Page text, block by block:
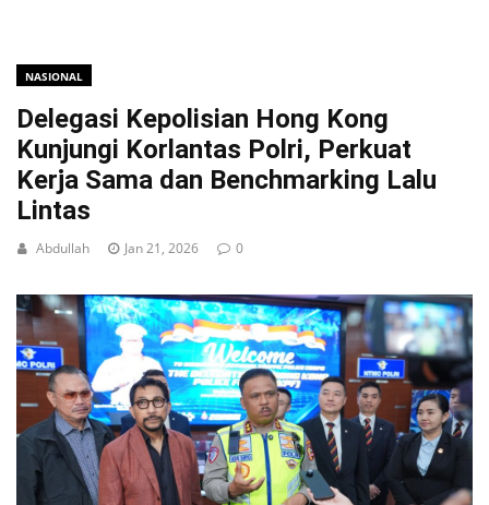
NASIONAL
Delegasi Kepolisian Hong Kong
Kunjungi Korlantas Polri, Perkuat
Kerja Sama dan Benchmarking Lalu
Lintas
Abdullah Jan 21, 2026 0